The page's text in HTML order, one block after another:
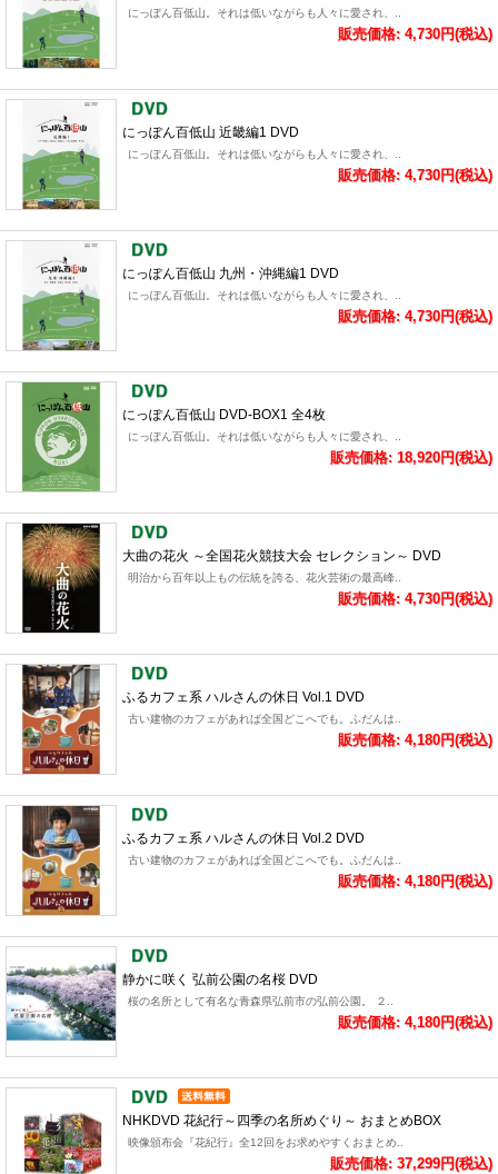
にっぽん百低山。それは低いながらも人々に愛され、..
販売価格: 4,730円(税込)
にっぽん百低山 近畿編1 DVD
にっぽん百低山。それは低いながらも人々に愛され、..
販売価格: 4,730円(税込)
にっぽん百低山 九州・沖縄編1 DVD
にっぽん百低山。それは低いながらも人々に愛され、..
販売価格: 4,730円(税込)
にっぽん百低山 DVD-BOX1 全4枚
にっぽん百低山。それは低いながらも人々に愛され、..
販売価格: 18,920円(税込)
大曲の花火 ～全国花火競技大会 セレクション～ DVD
明治から百年以上もの伝統を誇る、花火芸術の最高峰..
販売価格: 4,730円(税込)
ふるカフェ系 ハルさんの休日 Vol.1 DVD
古い建物のカフェがあれば全国どこへでも。ふだんは..
販売価格: 4,180円(税込)
ふるカフェ系 ハルさんの休日 Vol.2 DVD
古い建物のカフェがあれば全国どこへでも。ふだんは..
販売価格: 4,180円(税込)
静かに咲く 弘前公園の名桜 DVD
桜の名所として有名な青森県弘前市の弘前公園。 ２..
販売価格: 4,180円(税込)
NHKDVD 花紀行～四季の名所めぐり～ おまとめBOX
映像頒布会『花紀行』全12回をお求めやすくおまとめ..
販売価格: 37,299円(税込)